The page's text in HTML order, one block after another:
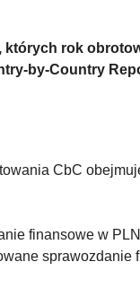
których rok
by-Country
CbC
finansowe w